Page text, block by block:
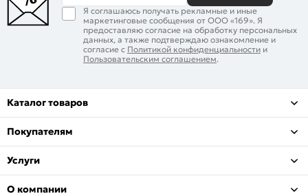
Я соглашаюсь получать рекламные и иные
маркетинговые сообщения от ООО «169». Я
предоставляю согласие на обработку персональных
данных, а также подтверждаю ознакомление и
согласие с Политикой конфиденциальности и
Пользовательским соглашением.
Каталог товаров
Покупателям
Услуги
О компании